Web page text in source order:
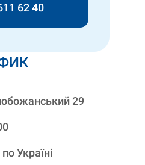
29
Україні
62 40